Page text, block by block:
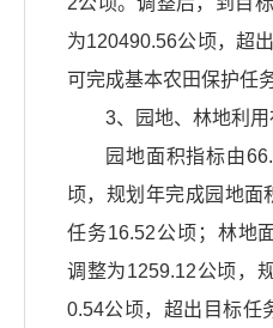
为120490.56公顷，超
可完成基本农田保护任务
3、园地、林地利
园地面积指标由
顷，规划年完成园地面
任务16.52公顷；林地
调整为1259.12公顷，
0.54公顷，超出目标任